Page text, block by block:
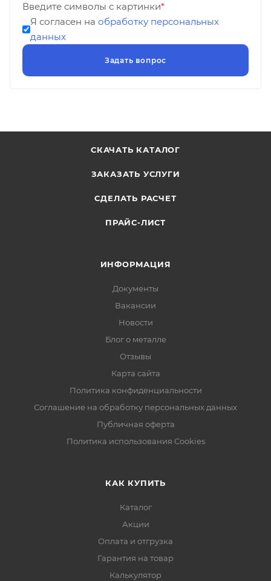
Введите символы с картинки*
Я согласен на обработку персональных
данных
СКАЧАТЬ КАТАЛОГ
ЗАКАЗАТЬ УСЛУГИ
СДЕЛАТЬ РАСЧЕТ
ПРАЙС-ЛИСТ
ИНФОРМАЦИЯ
Документы
Вакансии
Новости
Блог о металле
Отзывы
Карта сайта
Политика конфиденциальности
Соглашение на обработку персональных данных
Публичная оферта
Политика использования Cookies
КАК КУПИТЬ
Каталог
Акции
Оплата и отгрузка
Гарантия на товар
Калькулятор